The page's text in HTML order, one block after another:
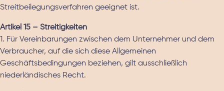
Streitbeilegungsverfahren geeignet ist.
Artikel 15 – Streitigkeiten
1. Für Vereinbarungen zwischen dem Unternehmer und dem
Verbraucher, auf die sich diese Allgemeinen
Geschäftsbedingungen beziehen, gilt ausschließlich
niederländisches Recht.